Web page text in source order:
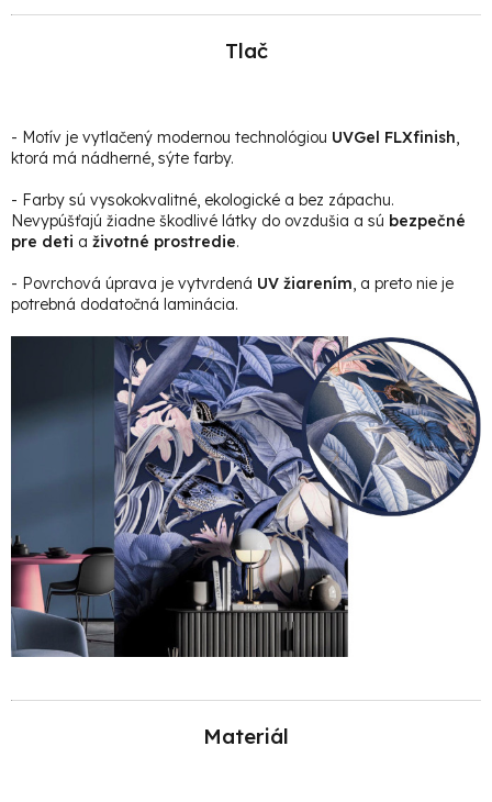
Tlač
- Motív je vytlačený modernou technológiou UVGel FLXfinish,
ktorá má nádherné, sýte farby.
- Farby sú vysokokvalitné, ekologické a bez zápachu.
Nevypúšťajú žiadne škodlivé látky do ovzdušia a sú bezpečné
pre deti a životné prostredie.
- Povrchová úprava je vytvrdená UV žiarením, a preto nie je
potrebná dodatočná laminácia.
Materiál